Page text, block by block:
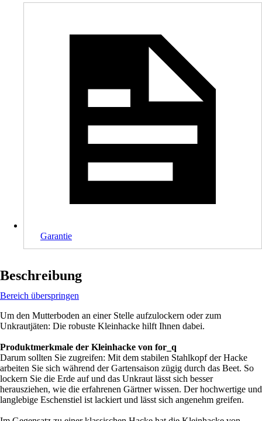
Garantie
Beschreibung
Bereich überspringen
Um den Mutterboden an einer Stelle aufzulockern oder zum
Unkrautjäten: Die robuste Kleinhacke hilft Ihnen dabei.
Produktmerkmale der Kleinhacke von for_q
Darum sollten Sie zugreifen: Mit dem stabilen Stahlkopf der Hacke
arbeiten Sie sich während der Gartensaison zügig durch das Beet. So
lockern Sie die Erde auf und das Unkraut lässt sich besser
herausziehen, wie die erfahrenen Gärtner wissen. Der hochwertige und
langlebige Eschenstiel ist lackiert und lässt sich angenehm greifen.